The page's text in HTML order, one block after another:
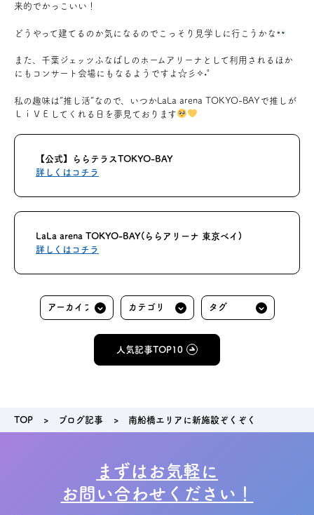
資料請求
オンライン無料相談
お電話
定休: 水曜・第一火曜
船橋スタジオ 0120-787-221
公式アカウント
来的でかっこいい！
どうやって建てるのか気になるのでこっそり見学しに行こうかな
また、千葉ジェッツふなばしのホームアリーナとして利用されるほか
にもコンサート会場にもなるようですよ☆彡✧˖°
私の趣味は”推し活”なので、いつかLaLa arena TOKYO-BAYで推しが
ＬｉＶＥしてくれる日を夢見ております
【公式】ららテラスTOKYO-BAY
詳しくはコチラ
LaLa arena TOKYO-BAY(ららアリーナ 東京ベイ)
詳しくはコチラ
人気記事TOP10
TOP ブログ記事 南船橋エリアに新施設ぞくぞく
まずはお気軽に
お問い合わせください！